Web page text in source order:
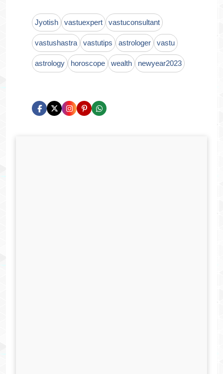
Jyotish vastuexpert vastuconsultant
vastushastra vastutips astrologer vastu
astrology horoscope wealth newyear2023